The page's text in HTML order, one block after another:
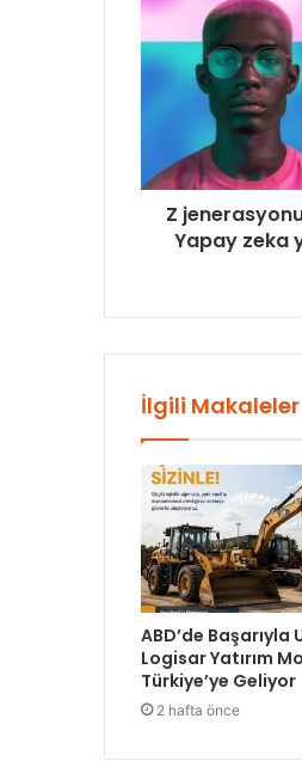
Z
Yapay zeka
İlgili Makaleler
ABD’de Başarıyla
Logisar Yatırım
Türkiye’ye Geliyor
2 hafta önce